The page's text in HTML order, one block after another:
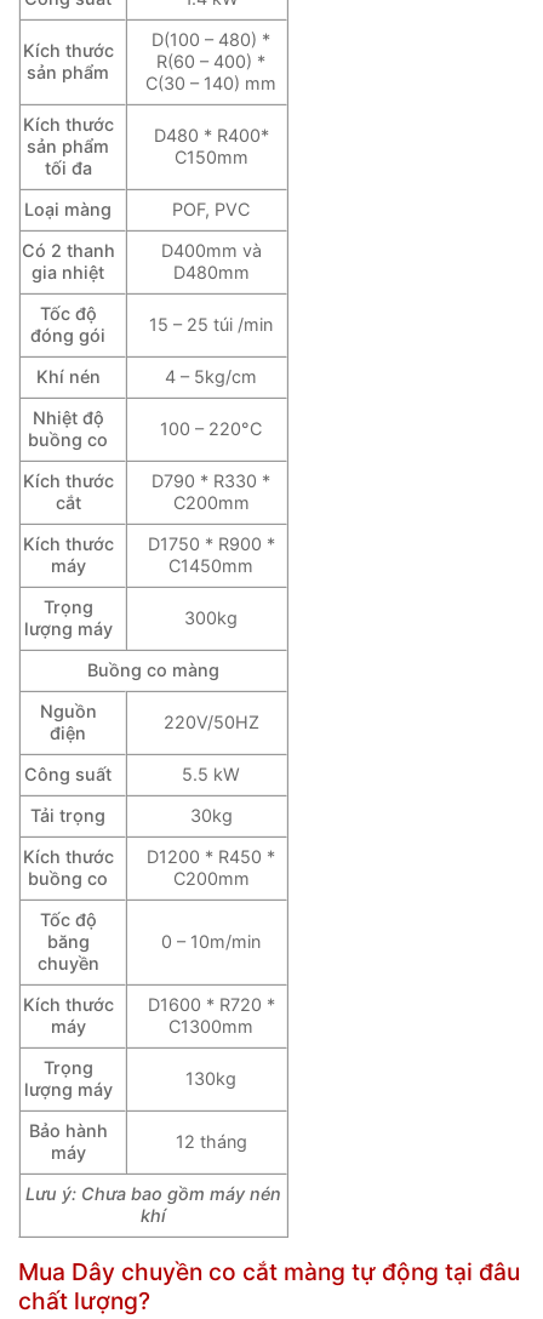
Kích thước
sản phẩm
D(100 – 480) *
R(60 – 400) *
C(30 – 140) mm
Kích thước
sản phẩm
tối đa
D480 * R400*
C150mm
Loại màng
POF, PVC
Có 2 thanh
gia nhiệt
D400mm và
D480mm
Tốc độ
đóng gói
15 – 25 túi /min
Khí nén
4 – 5kg/cm
Nhiệt độ
buồng co
100 – 220°C
Kích thước
cắt
D790 * R330 *
C200mm
Kích thước
máy
D1750 * R900 *
C1450mm
Trọng
lượng máy
300kg
Buồng co màng
Nguồn
điện
220V/50HZ
Công suất
5.5 kW
Tải trọng
30kg
Kích thước
buồng co
D1200 * R450 *
C200mm
Tốc độ
băng
chuyền
0 – 10m/min
Kích thước
máy
D1600 * R720 *
C1300mm
Trọng
lượng máy
130kg
Bảo hành
máy
12 tháng
Lưu ý: Chưa bao gồm máy nén
khí
Mua Dây chuyền co cắt màng tự động tại đâu
chất lượng?